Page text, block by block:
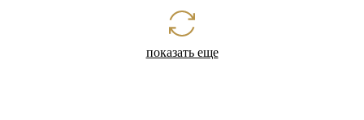
показать еще